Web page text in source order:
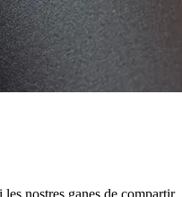
nostres ganes de compartir